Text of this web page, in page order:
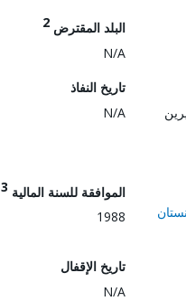
البلد المقترض 2
N/A
تاريخ النفاذ
N/A
الموافقة للسنة المالية 3
1988
تاريخ الإقفال
N/A